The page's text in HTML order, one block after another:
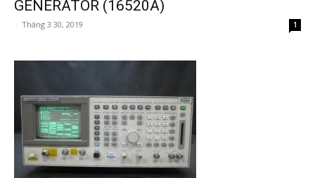
GENERATOR (16520A)
- Tháng 3 30, 2019 1